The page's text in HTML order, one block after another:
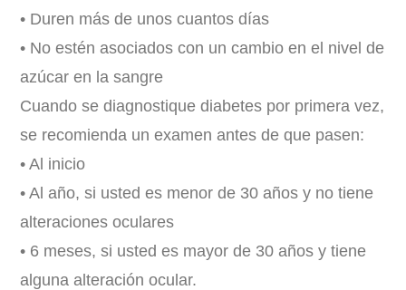
• Duren más de unos cuantos días
• No estén asociados con un cambio en el nivel de
azúcar en la sangre
Cuando se diagnostique diabetes por primera vez,
se recomienda un examen antes de que pasen:
• Al inicio
• Al año, si usted es menor de 30 años y no tiene
alteraciones oculares
• 6 meses, si usted es mayor de 30 años y tiene
alguna alteración ocular.